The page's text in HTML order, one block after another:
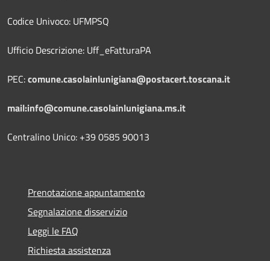
Codice Univoco: UFMPSQ
Ufficio Descrizione: Uff_eFatturaPA
PEC:comune.casolainlunigiana@postacert.toscana.it
mail:info@comune.casolainlunigiana.ms.it
Centralino Unico: +39 0585 90013
Prenotazione appuntamento
Segnalazione disservizio
Leggi le FAQ
Richiesta assistenza